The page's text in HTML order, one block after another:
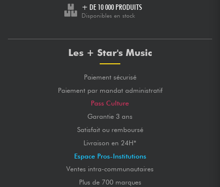
+ DE 10 000 PRODUITS
Disponibles en stock
Les + Star's Music
Paiement sécurisé
Paiement par mandat administratif
Pass Culture
Garantie 3 ans
Satisfait ou remboursé
Livraison en 24H*
Espace Pros-Institutions
Ventes intra-communautaires
Plus de 700 marques